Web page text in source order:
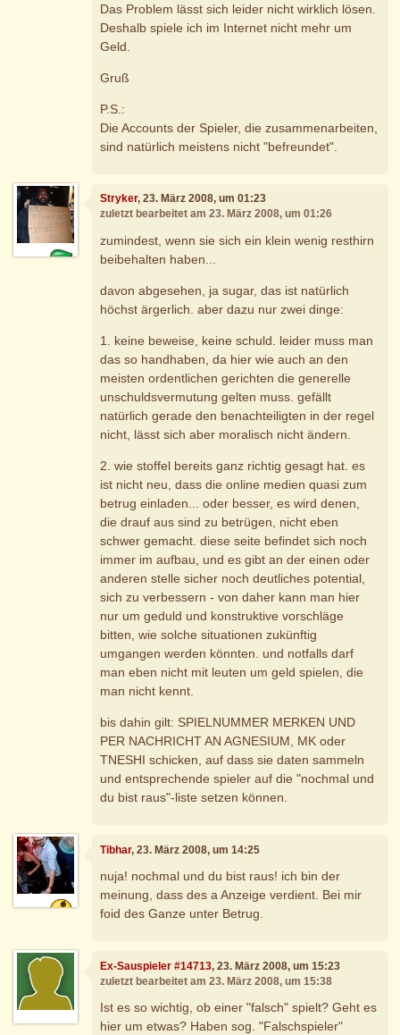
Das Problem lässt sich leider nicht wirklich lösen.
Deshalb spiele ich im Internet nicht mehr um
Geld.
Gruß
P.S.:
Die Accounts der Spieler, die zusammenarbeiten,
sind natürlich meistens nicht "befreundet".
Stryker, 23. März 2008, um 01:23
zuletzt bearbeitet am 23. März 2008, um 01:26
zumindest, wenn sie sich ein klein wenig resthirn
beibehalten haben...
davon abgesehen, ja sugar, das ist natürlich
höchst ärgerlich. aber dazu nur zwei dinge:
1. keine beweise, keine schuld. leider muss man
das so handhaben, da hier wie auch an den
meisten ordentlichen gerichten die generelle
unschuldsvermutung gelten muss. gefällt
natürlich gerade den benachteiligten in der regel
nicht, lässt sich aber moralisch nicht ändern.
2. wie stoffel bereits ganz richtig gesagt hat. es
ist nicht neu, dass die online medien quasi zum
betrug einladen... oder besser, es wird denen,
die drauf aus sind zu betrügen, nicht eben
schwer gemacht. diese seite befindet sich noch
immer im aufbau, und es gibt an der einen oder
anderen stelle sicher noch deutliches potential,
sich zu verbessern - von daher kann man hier
nur um geduld und konstruktive vorschläge
bitten, wie solche situationen zukünftig
umgangen werden könnten. und notfalls darf
man eben nicht mit leuten um geld spielen, die
man nicht kennt.
bis dahin gilt: SPIELNUMMER MERKEN UND
PER NACHRICHT AN AGNESIUM, MK oder
TNESHI schicken, auf dass sie daten sammeln
und entsprechende spieler auf die "nochmal und
du bist raus"-liste setzen können.
Tibhar, 23. März 2008, um 14:25
nuja! nochmal und du bist raus! ich bin der
meinung, dass des a Anzeige verdient. Bei mir
foid des Ganze unter Betrug.
Ex-Sauspieler #14713, 23. März 2008, um 15:23
zuletzt bearbeitet am 23. März 2008, um 15:38
Ist es so wichtig, ob einer "falsch" spielt? Geht es
hier um etwas? Haben sog. "Falschspieler"